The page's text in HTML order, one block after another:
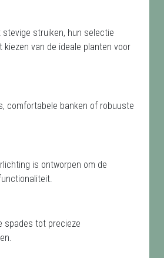
stevige struiken, hun selectie
van de ideale planten voor
comfortabele banken of robuuste
is ontworpen om de
spades tot precieze